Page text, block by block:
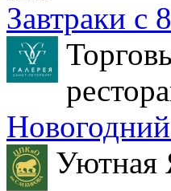
Завтраки с
Уютная